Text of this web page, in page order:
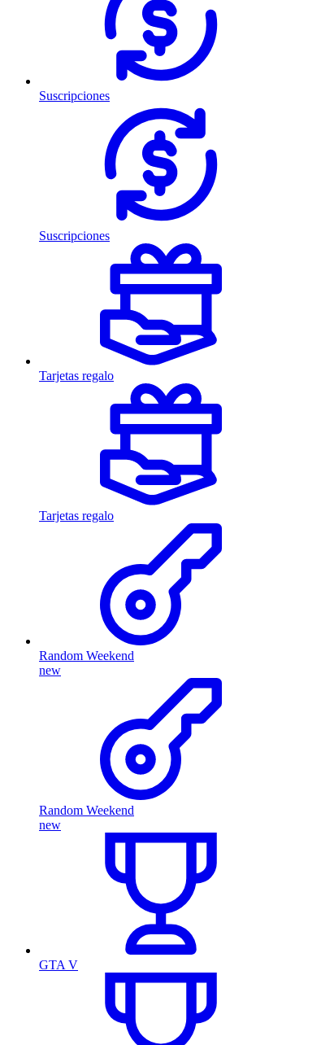
Suscripciones
Suscripciones
Tarjetas regalo
Tarjetas regalo
Random Weekend
new
Random Weekend
new
GTA V